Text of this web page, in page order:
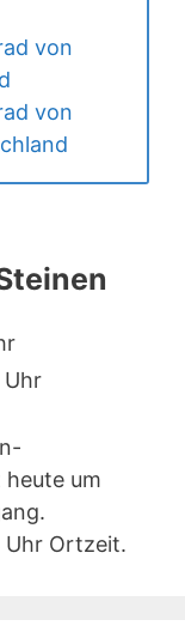
von
von
Uhr
um
Uhr Ortzeit.